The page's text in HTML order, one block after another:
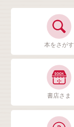
本をさがす
書店さま